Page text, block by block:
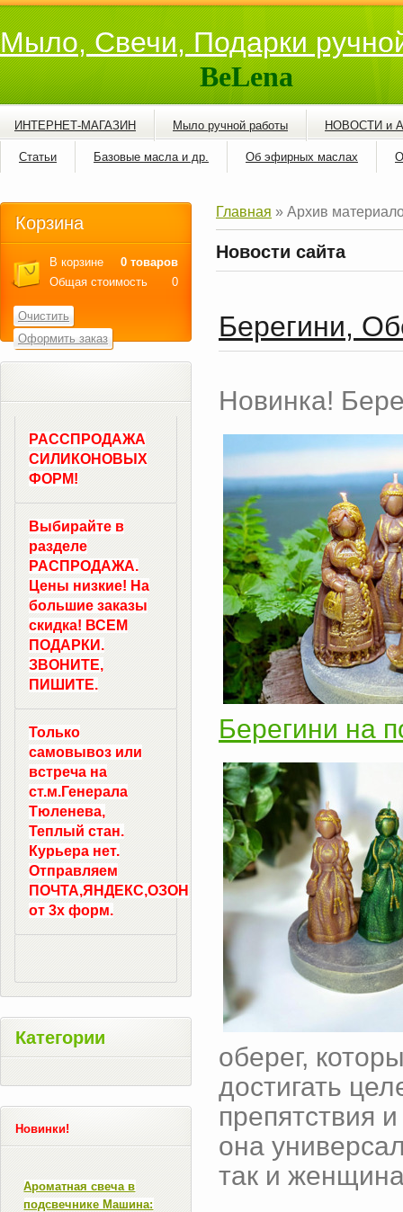
Мыло, Свечи, Подарки
BeLena
ИНТЕРНЕТ-МАГАЗИН Мыло ручной работы НОВОСТИ и
Статьи Базовые масла и др. Об эфирных маслах
Главная » Архив
Новости сайта
Берегини,
Новинка!
Берегини на
оберег,
достигать
препятствия
она
так и
Корзина
В корзине
0 товаров
Общая стоимость
0
Очистить
Оформить заказ
РАССПРОДАЖА
СИЛИКОНОВЫХ
ФОРМ!
Выбирайте в
разделе
РАСПРОДАЖА.
Цены низкие! На
большие заказы
скидка! ВСЕМ
ПОДАРКИ.
ЗВОНИТЕ,
ПИШИТЕ.
Только
самовывоз или
встреча на
ст.м.Генерала
Тюленева,
Теплый стан.
Курьера нет.
Отправляем
ПОЧТА,ЯНДЕКС,ОЗОН
от 3х форм.
Категории
Новинки!
Ароматная свеча в
подсвечнике Машина: